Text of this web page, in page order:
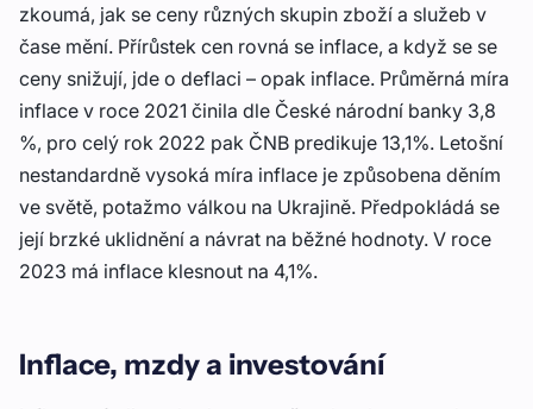
zkoumá, jak se ceny různých skupin zboží a služeb v
čase mění. Přírůstek cen rovná se inflace, a když se se
ceny snižují, jde o deflaci – opak inflace. Průměrná míra
inflace v roce 2021 činila dle České národní banky 3,8
%, pro celý rok 2022 pak ČNB predikuje 13,1%. Letošní
nestandardně vysoká míra inflace je způsobena děním
ve světě, potažmo válkou na Ukrajině. Předpokládá se
její brzké uklidnění a návrat na běžné hodnoty. V roce
2023 má inflace klesnout na 4,1%.
Inflace, mzdy a investování